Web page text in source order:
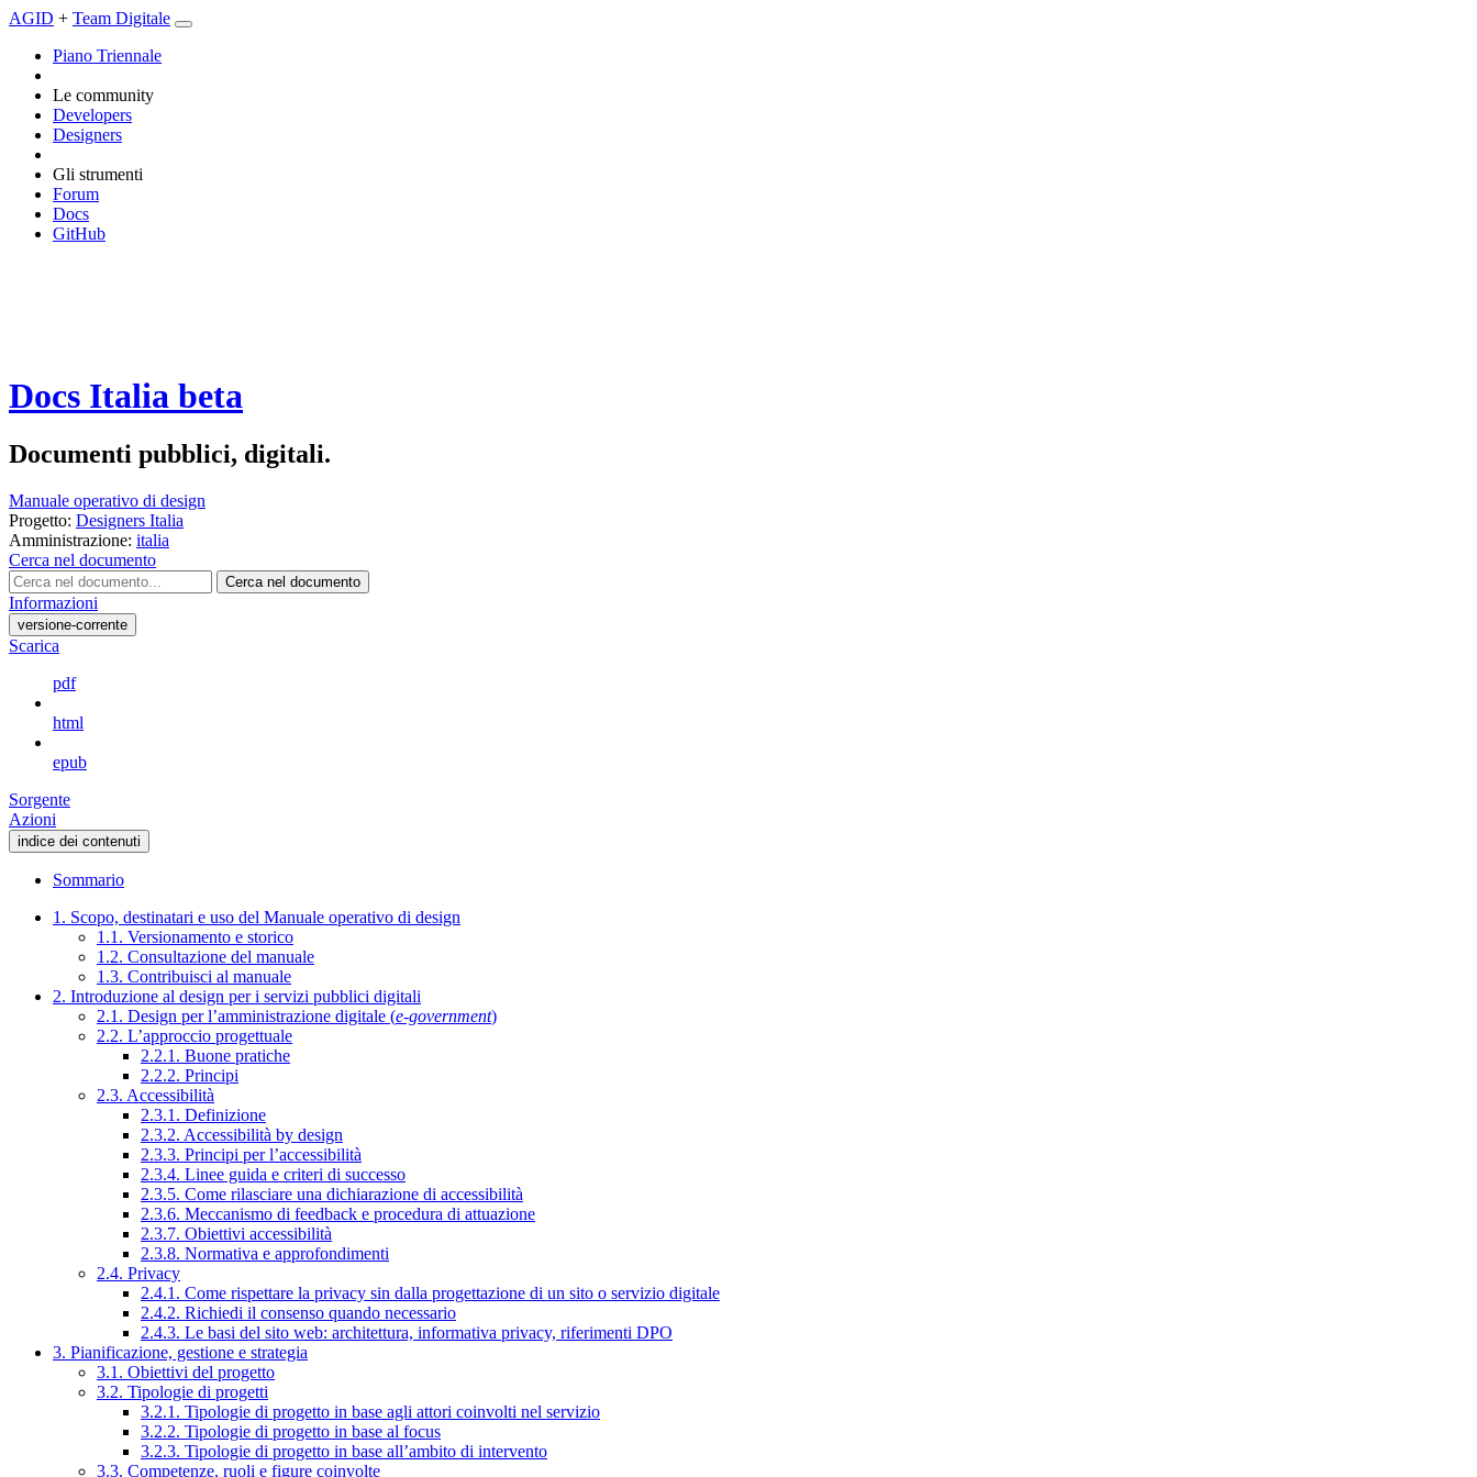
AGID + Team Digitale
Piano Triennale
Le community
Developers
Designers
Gli strumenti
Forum
Docs
GitHub
Docs Italia beta
Documenti pubblici, digitali.
Manuale operativo di design
Progetto: Designers Italia
Amministrazione: italia
Cerca nel documento
Cerca nel documento
Informazioni
versione-corrente
Scarica
pdf
html
epub
Sorgente
Azioni
indice dei contenuti
Sommario
1. Scopo, destinatari e uso del Manuale operativo di design
1.1. Versionamento e storico
1.2. Consultazione del manuale
1.3. Contribuisci al manuale
2. Introduzione al design per i servizi pubblici digitali
2.1. Design per l’amministrazione digitale (e-government)
2.2. L’approccio progettuale
2.2.1. Buone pratiche
2.2.2. Principi
2.3. Accessibilità
2.3.1. Definizione
2.3.2. Accessibilità by design
2.3.3. Principi per l’accessibilità
2.3.4. Linee guida e criteri di successo
2.3.5. Come rilasciare una dichiarazione di accessibilità
2.3.6. Meccanismo di feedback e procedura di attuazione
2.3.7. Obiettivi accessibilità
2.3.8. Normativa e approfondimenti
2.4. Privacy
2.4.1. Come rispettare la privacy sin dalla progettazione di un sito o servizio digitale
2.4.2. Richiedi il consenso quando necessario
2.4.3. Le basi del sito web: architettura, informativa privacy, riferimenti DPO
3. Pianificazione, gestione e strategia
3.1. Obiettivi del progetto
3.2. Tipologie di progetti
3.2.1. Tipologie di progetto in base agli attori coinvolti nel servizio
3.2.2. Tipologie di progetto in base al focus
3.2.3. Tipologie di progetto in base all’ambito di intervento
3.3. Competenze, ruoli e figure coinvolte